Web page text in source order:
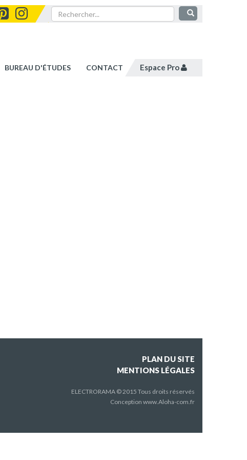
BUREAU D'ÉTUDES CONTACT Espace Pro
PLAN DU SITE
MENTIONS LÉGALES
ELECTRORAMA © 2015 Tous droits réservés
Conception www.Aloha-com.fr